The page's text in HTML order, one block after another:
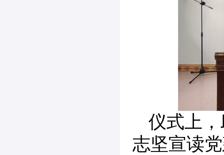
仪式上
志坚宣读